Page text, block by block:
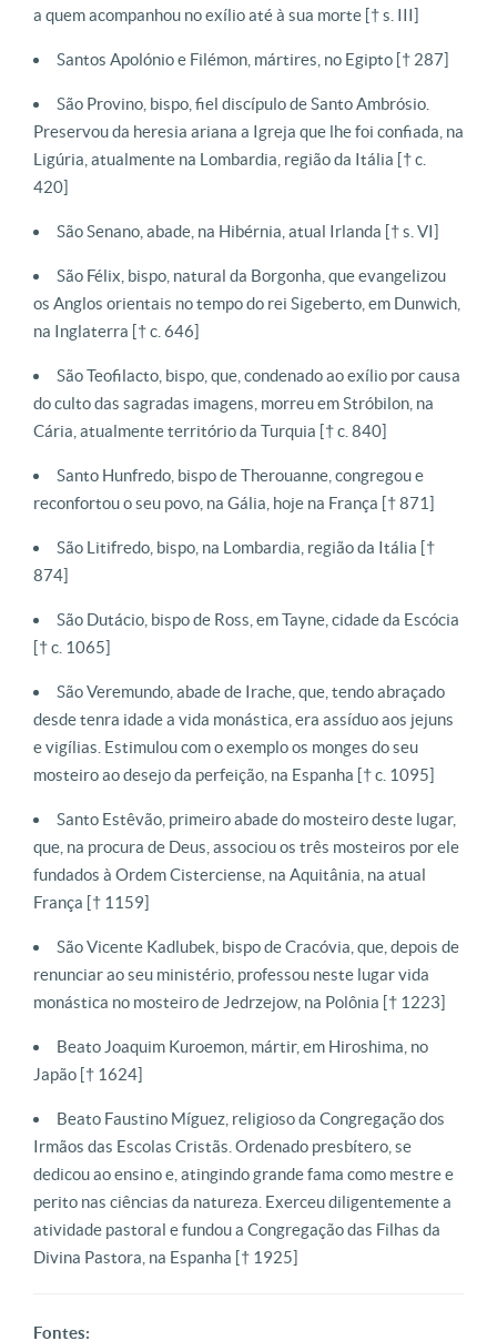
a quem acompanhou no exílio até à sua morte [† s. III]
Santos Apolónio e Filémon, mártires, no Egipto [† 287]
São Provino, bispo, fiel discípulo de Santo Ambrósio.
Preservou da heresia ariana a Igreja que lhe foi confiada, na
Ligúria, atualmente na Lombardia, região da Itália [† c.
420]
São Senano, abade, na Hibérnia, atual Irlanda [† s. VI]
São Félix, bispo, natural da Borgonha, que evangelizou
os Anglos orientais no tempo do rei Sigeberto, em Dunwich,
na Inglaterra [† c. 646]
São Teofilacto, bispo, que, condenado ao exílio por causa
do culto das sagradas imagens, morreu em Stróbilon, na
Cária, atualmente território da Turquia [† c. 840]
Santo Hunfredo, bispo de Therouanne, congregou e
reconfortou o seu povo, na Gália, hoje na França [† 871]
São Litifredo, bispo, na Lombardia, região da Itália [†
874]
São Dutácio, bispo de Ross, em Tayne, cidade da Escócia
[† c. 1065]
São Veremundo, abade de Irache, que, tendo abraçado
desde tenra idade a vida monástica, era assíduo aos jejuns
e vigílias. Estimulou com o exemplo os monges do seu
mosteiro ao desejo da perfeição, na Espanha [† c. 1095]
Santo Estêvão, primeiro abade do mosteiro deste lugar,
que, na procura de Deus, associou os três mosteiros por ele
fundados à Ordem Cisterciense, na Aquitânia, na atual
França [† 1159]
São Vicente Kadlubek, bispo de Cracóvia, que, depois de
renunciar ao seu ministério, professou neste lugar vida
monástica no mosteiro de Jedrzejow, na Polônia [† 1223]
Beato Joaquim Kuroemon, mártir, em Hiroshima, no
Japão [† 1624]
Beato Faustino Míguez, religioso da Congregação dos
Irmãos das Escolas Cristãs. Ordenado presbítero, se
dedicou ao ensino e, atingindo grande fama como mestre e
perito nas ciências da natureza. Exerceu diligentemente a
atividade pastoral e fundou a Congregação das Filhas da
Divina Pastora, na Espanha [† 1925]
Fontes: